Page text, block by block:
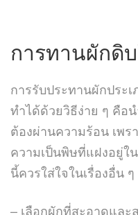
การทานผักดิ
การรับประทานผักประ
ทำได้ด้วยวิธีง่าย ๆ คือ
ต้องผ่านความร้อน เพ
ความเป็นพิษที่แฝงอยู่ใ
นี้ควรใส่ใจในเรื่องอื่น ๆ
– เลือกผักที่สะอาดแล